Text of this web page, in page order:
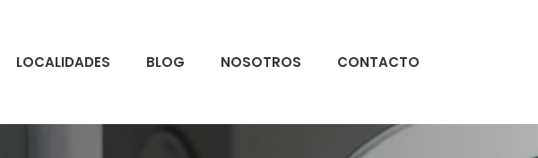
LOCALIDADES BLOG NOSOTROS CONTACTO